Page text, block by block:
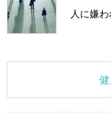
人に嫌